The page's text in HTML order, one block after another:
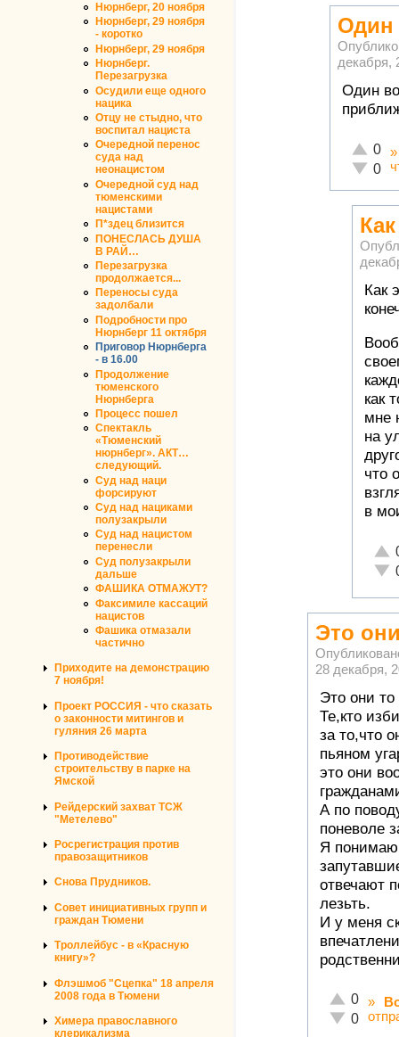
Нюрнберг, 20 ноября
Нюрнберг, 29 ноября
- коротко
Нюрнберг, 29 ноября
Нюрнберг.
Перезагрузка
Осудили еще одного
нацика
Отцу не стыдно, что
воспитал нациста
Очередной перенос
суда над
неонацистом
Очередной суд над
тюменскими
нацистами
П*здец близится
ПОНЕСЛАСЬ ДУША
В РАЙ…
Перезагрузка
продолжается...
Переносы суда
задолбали
Подробности про
Нюрнберг 11 октября
Приговор Нюрнберга
- в 16.00
Продолжение
тюменского
Нюрнберга
Процесс пошел
Спектакль
«Тюменский
нюрнберг». АКТ…
следующий.
Суд над наци
форсируют
Суд над нациками
полузакрыли
Суд над нацистом
перенесли
Суд полузакрыли
дальше
ФАШИКА ОТМАЖУТ?
Факсимиле кассаций
нацистов
Фашика отмазали
частично
Приходите на демонстрацию
7 ноября!
Проект РОССИЯ - что сказать
о законности митингов и
гуляния 26 марта
Противодействие
строительству в парке на
Ямской
Рейдерский захват ТСЖ
"Метелево"
Росрегистрация против
правозащитников
Снова Прудников.
Совет инициативных групп и
граждан Тюмени
Троллейбус - в «Красную
книгу»?
Флэшмоб "Сцепка" 18 апреля
2008 года в Тюмени
Химера православного
клерикализма
Один
декабря,
Один
0
0
Как
как
мне
на
что
в
Это
28 декабря,
Это они
Те,кто
за то,что
пьяном
это они
А по
поневоле
Я
отвечают
лезьть.
И у меня
Отлично!
0
0
»